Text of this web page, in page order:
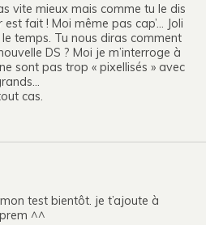
vite mieux mais comme tu le dis
est fait ! Moi même pas cap’… Joli
temps. Tu nous diras comment
DS ? Moi je m’interroge à
sont pas trop « pixellisés » avec
cas.
test bientôt. je t’ajoute à
^^